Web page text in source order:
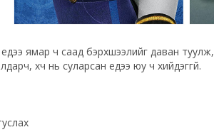
үедээ ямар ч саад бэрхшээлийг даван
хүч нь суларсан үедээ юу ч хийдэггүй.